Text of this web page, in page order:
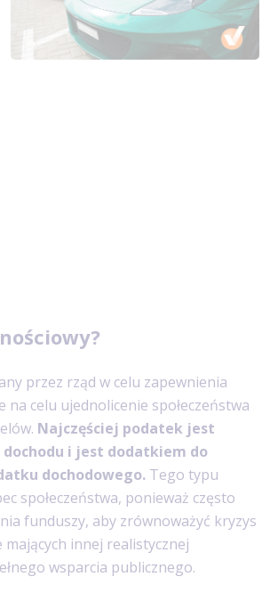
przez rząd w celu zapewnienia
celu ujednolicenie społeczeństwa
Najczęściej podatek jest
i jest dodatkiem do
dochodowego. Tego typu
społeczeństwa, ponieważ często
funduszy, aby zrównoważyć kryzys
innej realistycznej
wsparcia publicznego.